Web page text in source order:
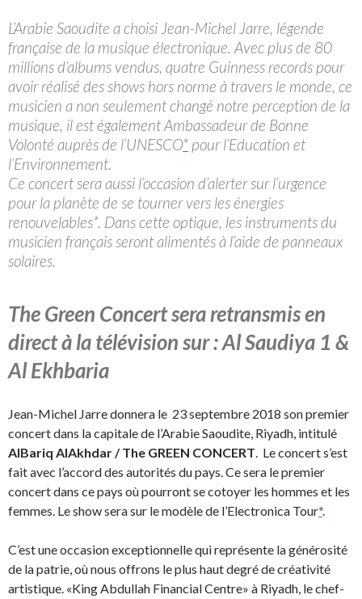
L’Arabie Saoudite a choisi Jean-Michel Jarre, légende
française de la musique électronique. Avec plus de 80
millions d’albums vendus, quatre Guinness records pour
avoir réalisé des shows hors norme à travers le monde, ce
musicien a non seulement changé notre perception de la
musique, il est également Ambassadeur de Bonne
Volonté auprès de l’UNESCO* pour l’Education et
l’Environnement.
Ce concert sera aussi l’occasion d’alerter sur l’urgence
pour la planète de se tourner vers les énergies
renouvelables*. Dans cette optique, les instruments du
musicien français seront alimentés à l’aide de panneaux
solaires.
The Green Concert sera retransmis en
direct à la télévision sur : Al Saudiya 1 &
Al Ekhbaria
Jean-Michel Jarre donnera le 23 septembre 2018 son premier
concert dans la capitale de l’Arabie Saoudite, Riyadh, intitulé
AlBariq AlAkhdar / The GREEN CONCERT. Le concert s’est
fait avec l’accord des autorités du pays. Ce sera le premier
concert dans ce pays où pourront se cotoyer les hommes et les
femmes. Le show sera sur le modèle de l’Electronica Tour*.
C’est une occasion exceptionnelle qui représente la générosité
de la patrie, où nous offrons le plus haut degré de créativité
artistique. «King Abdullah Financial Centre» à Riyadh, le chef-